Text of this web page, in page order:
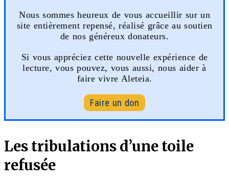
Nous sommes heureux de vous accueillir sur un
site entièrement repensé, réalisé grâce au soutien
de nos généreux donateurs.
Si vous appréciez cette nouvelle expérience de
lecture, vous pouvez, vous aussi, nous aider à
faire vivre Aleteia.
Faire un don
Les tribulations d’une toile
refusée